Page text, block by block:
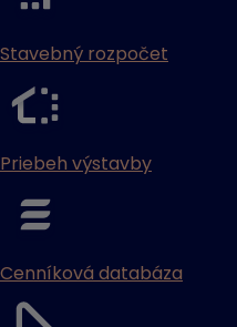
Stavebný rozpočet
Priebeh výstavby
Cenníková databáza